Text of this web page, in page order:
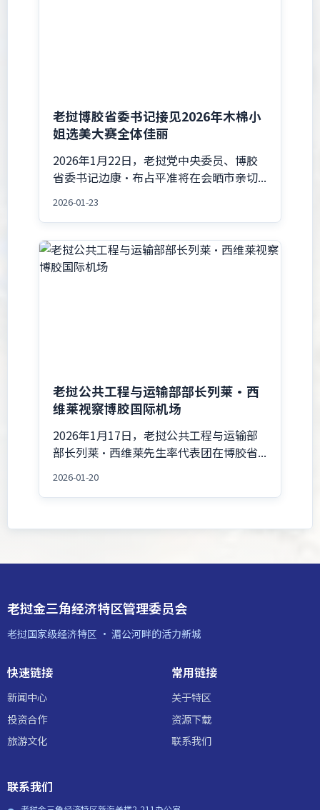
老挝博胶省委书记接见2026年木棉小
姐选美大赛全体佳丽
2026年1月22日，老挝党中央委员、博胶
省委书记边康·布占平准将在会晒市亲切...
2026-01-23
老挝公共工程与运输部部长列莱·西
维莱视察博胶国际机场
2026年1月17日，老挝公共工程与运输部
部长列莱·西维莱先生率代表团在博胶省...
2026-01-20
老挝金三角经济特区管理委员会
老挝国家级经济特区 · 湄公河畔的活力新城
快速链接
新闻中心
投资合作
旅游文化
常用链接
关于特区
资源下载
联系我们
联系我们